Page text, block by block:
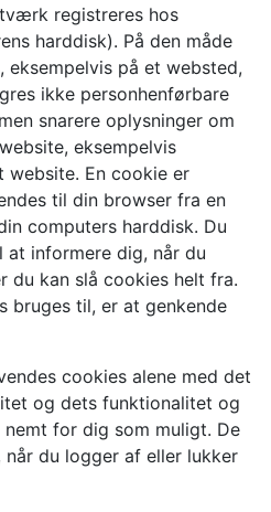
registreres hos
harddisk). På den måde
eksempelvis på et websted,
ikke personhenførbare
snarere oplysninger om
eksempelvis
website. En cookie er
til din browser fra en
computers harddisk. Du
informere dig, når du
du kan slå cookies helt fra.
bruges til, er at genkende
cookies alene med det
og dets funktionalitet og
for dig som muligt. De
du logger af eller lukker